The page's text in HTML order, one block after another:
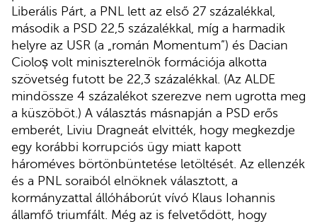
Liberális Párt, a PNL lett az első 27 százalékkal,
második a PSD 22,5 százalékkal, míg a harmadik
helyre az USR (a „román Momentum”) és Dacian
Cioloș volt miniszterelnök formációja alkotta
szövetség futott be 22,3 százalékkal. (Az ALDE
mindössze 4 százalékot szerezve nem ugrotta meg
a küszöböt.) A választás másnapján a PSD erős
emberét, Liviu Dragneát elvitték, hogy megkezdje
egy korábbi korrupciós ügy miatt kapott
hároméves börtönbüntetése letöltését. Az ellenzék
és a PNL soraiból elnöknek választott, a
kormányzattal állóháborút vívó Klaus Iohannis
államfő triumfált. Még az is felvetődött, hogy